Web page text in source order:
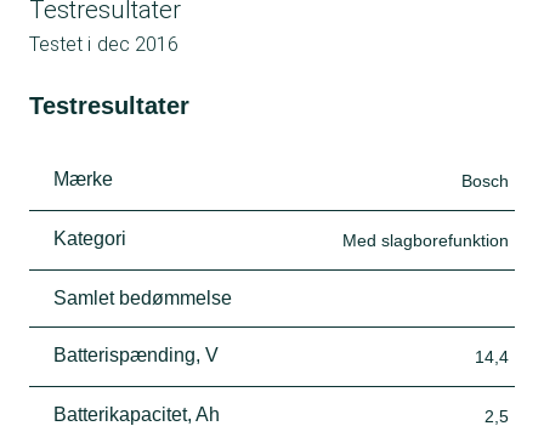
Testresultater
Testet i dec 2016
Testresultater
Mærke Bosch
Kategori Med slagborefunktion
Samlet bedømmelse
Batterispænding, V 14,4
Batterikapacitet, Ah 2,5